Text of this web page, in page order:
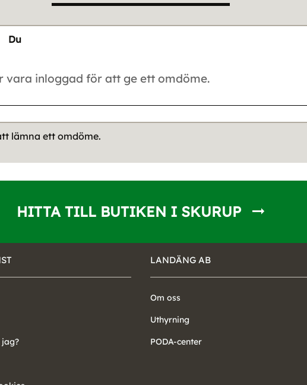
Du
lämna ett omdöme.
HITTA TILL BUTIKEN I SKURUP
LANDÄNG AB
Om oss
Uthyrning
PODA-center